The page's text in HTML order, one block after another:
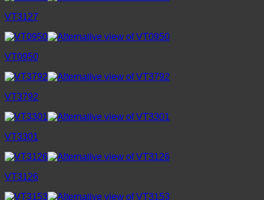
VT3127
VT0950
VT3792
VT3301
VT3126